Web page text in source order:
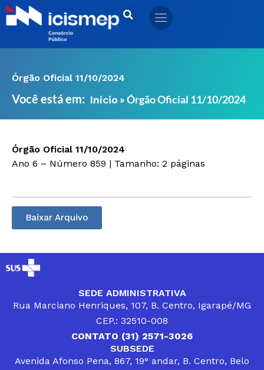
Ir
para
Órgão Oficial 11/10/2024
Você está em: Início »Órgão Oficial 11/10/2024
Órgão Oficial 11/10/2024
Ano 6 – Número 859 | Tamanho: 2 páginas
Baixar Arquivo
SEDE ADMINISTRATIVA
Rua Marciano Henriques, 107, B. Centro, Igarapé/MG
CEP.: 32510-008
CONTATO (31) 2571-3026
SUBSEDE
Avenida Afonso Pena, 867, 19° andar, B. Centro, Belo